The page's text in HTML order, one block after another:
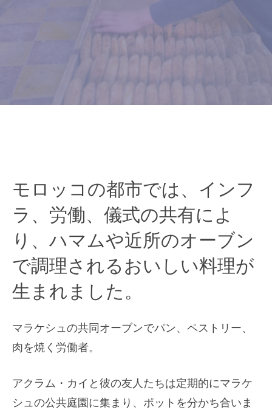
モロッコの都市では、インフ
ラ、労働、儀式の共有によ
り、ハマムや近所のオーブン
で調理されるおいしい料理が
生まれました。
マラケシュの共同オーブンでパン、ペストリー、
肉を焼く労働者。
アクラム・カイと彼の友人たちは定期的にマラケ
シュの公共庭園に集まり、ポットを分かち合いま